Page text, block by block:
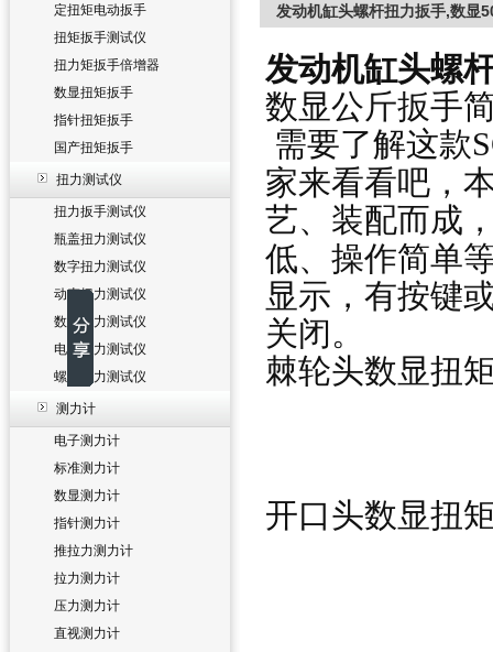
定扭矩电动扳手
扭矩扳手测试仪
扭力矩扳手倍增器
数显扭矩扳手
指针扭矩扳手
国产扭矩扳手
扭力测试仪
扭力扳手测试仪
瓶盖扭力测试仪
数字扭力测试仪
动态扭力测试仪
数显扭力测试仪
电批扭力测试仪
螺丝扭力测试仪
测力计
电子测力计
标准测力计
数显测力计
指针测力计
推拉力测力计
拉力测力计
压力测力计
直视测力计
发动机缸头螺杆扭力扳手,数显
发动机缸头螺
数显公斤扳手
需要了解这款
家来看看吧，
艺、装配而成
低、操作简单
显示，有按键
关闭。
棘轮头数显扭
开口头数显扭